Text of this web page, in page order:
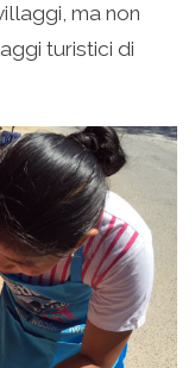
ma non
turistici di